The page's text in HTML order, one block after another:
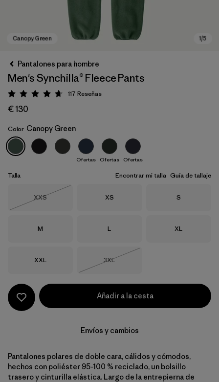
Canopy Green
Pantalones para hombre
Men's Synchilla® Fleece Pants
Puntuación: 4.7 / 5
117 Reseñas
€ 130
Color Canopy Green
Ofertas Ofertas Ofertas
Talla Encontrar mi talla Guía de tallaje
Talla
XXS
Talla
XS Talla
S
Talla
M Talla
L Talla
XL
Talla
XXL Talla
3XL
Añadir a la cesta
Envíos y cambios
Pantalones polares de doble cara, cálidos y cómodos,
hechos con poliéster 95-100 % reciclado, un bolsillo
trasero y cinturilla elástica. Largo de la entrepierna de